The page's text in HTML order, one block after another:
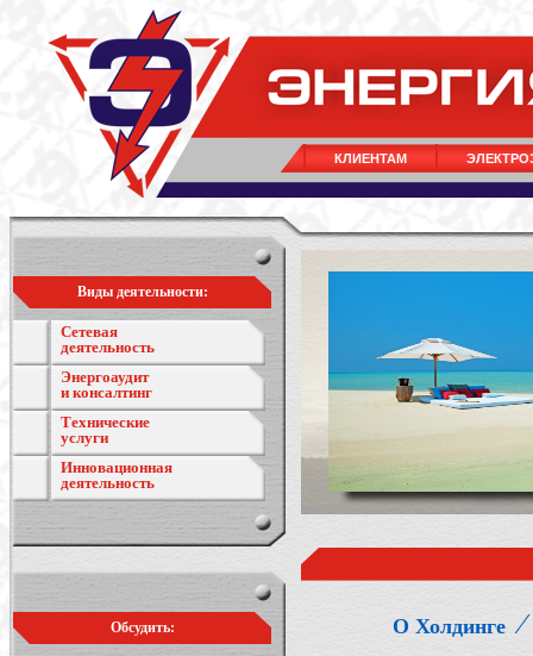
КЛИЕНТАМ
Виды деятельности:
Сетевая
деятельность
Энергоаудит
и консалтинг
Технические
услуги
Инновационная
деятельность
Обсудить: О Холдинге